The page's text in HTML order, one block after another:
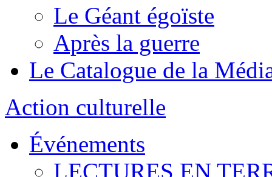
Le Géant égoïste
Après la guerre
Le Catalogue de la
Action culturelle
Événements
LECTURES EN